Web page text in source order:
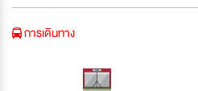
การเดินทาง